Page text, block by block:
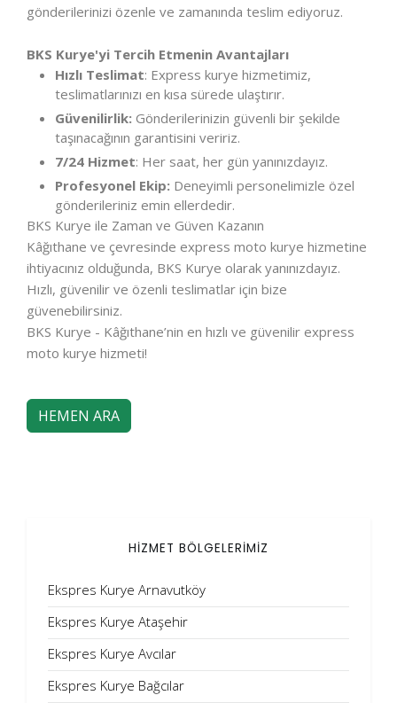
gönderilerinizi özenle ve zamanında teslim ediyoruz.
BKS Kurye'yi Tercih Etmenin Avantajları
Hızlı Teslimat: Express kurye hizmetimiz,
teslimatlarınızı en kısa sürede ulaştırır.
Güvenilirlik: Gönderilerinizin güvenli bir şekilde
taşınacağının garantisini veririz.
7/24 Hizmet: Her saat, her gün yanınızdayız.
Profesyonel Ekip: Deneyimli personelimizle özel
gönderileriniz emin ellerdedir.
BKS Kurye ile Zaman ve Güven Kazanın
Kâğıthane ve çevresinde express moto kurye hizmetine
ihtiyacınız olduğunda, BKS Kurye olarak yanınızdayız.
Hızlı, güvenilir ve özenli teslimatlar için bize
güvenebilirsiniz.
BKS Kurye - Kâğıthane’nin en hızlı ve güvenilir express
moto kurye hizmeti!
HEMEN ARA
HİZMET BÖLGELERİMİZ
Ekspres Kurye Arnavutköy
Ekspres Kurye Ataşehir
Ekspres Kurye Avcılar
Ekspres Kurye Bağcılar